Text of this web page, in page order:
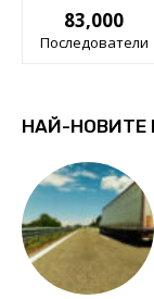
83,000
Последователи
НАЙ-НОВИТЕ